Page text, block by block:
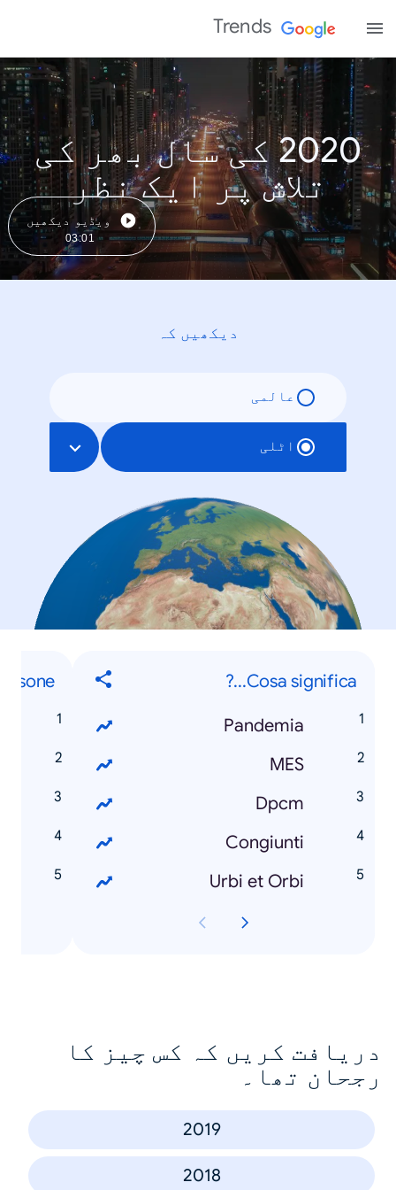
Trends
2020 کی سال بھر کی
تلاش پر ایک نظر
ویڈیو دیکھیں
03:01
دیکھیں کہ
عالمی
اٹلی
Cosa significa...?
Pandemia
MES
Dpcm
Congiunti
Urbi et Orbi
دریافت کریں کہ کس چیز کا
رجحان تھا۔
2019
2018